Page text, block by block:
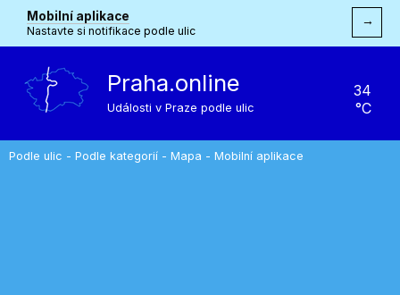
Mobilní aplikace
Nastavte si notifikace podle ulic
→
Praha.online
Události v Praze podle ulic
34
°C
Podle ulic - Podle kategorií - Mapa - Mobilní aplikace